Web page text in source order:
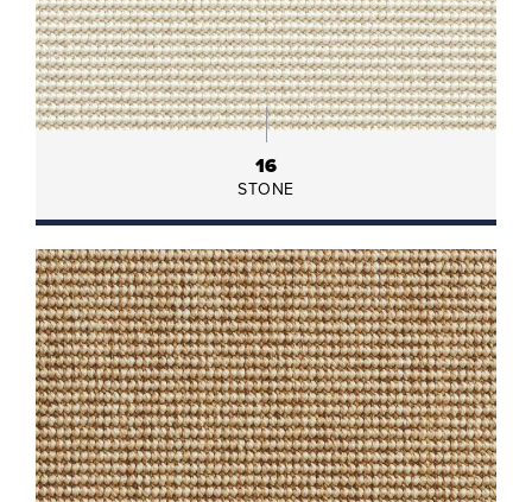
16
STONE